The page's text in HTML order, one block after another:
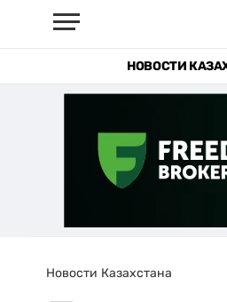
НОВОСТИ
Новости Казахстана